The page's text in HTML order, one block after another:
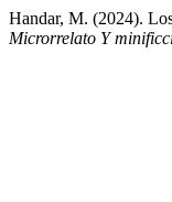
Handar, M. (2024).
Microrrelato Y